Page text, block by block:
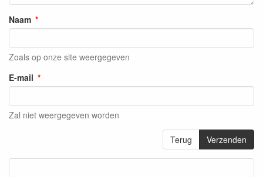
Naam
Zoals op onze site weergegeven
E-mail
Zal niet weergegeven worden
Terug Verzenden